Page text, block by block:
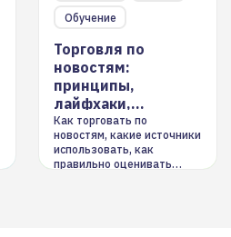
Обучение
Торговля по
новостям:
принципы,
лайфхаки,
инструменты
Как торговать по
новостям, какие источники
использовать, как
правильно оценивать